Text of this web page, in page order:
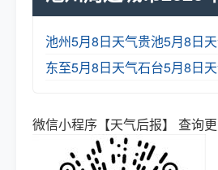
池州5月8日天气贵池5月8日
东至5月8日天气石台5月8日
微信小程序【天气后报】 查询